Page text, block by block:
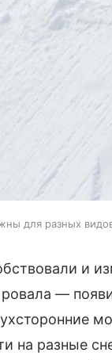
для разных
и
—
на разные